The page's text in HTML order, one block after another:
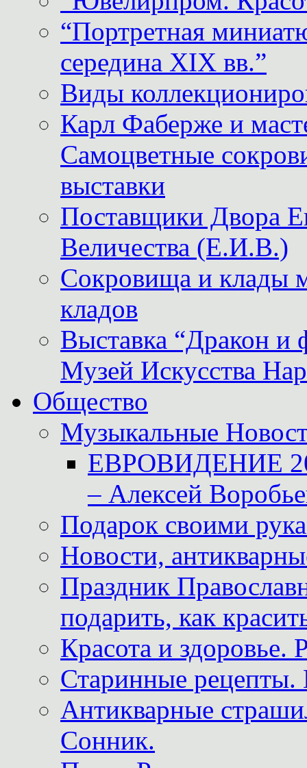
“Портретная
середина XIX вв.”
Виды
Карл Фаберже и
Самоцветные
выставки
Поставщики
Величества (Е.И.В.)
Сокровища и клады
кладов
Выставка “Дракон и
Музей Искусства
Общество
Музыкальные
ЕВРОВИДЕНИЕ
– Алексей
Подарок своими
Новости,
Праздник
подарить, как
Красота и здоровье.
Старинные рецепты.
Антикварные
Сонник.